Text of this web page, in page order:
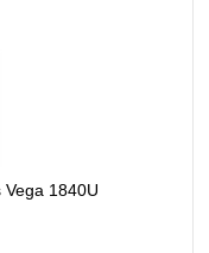
1840U